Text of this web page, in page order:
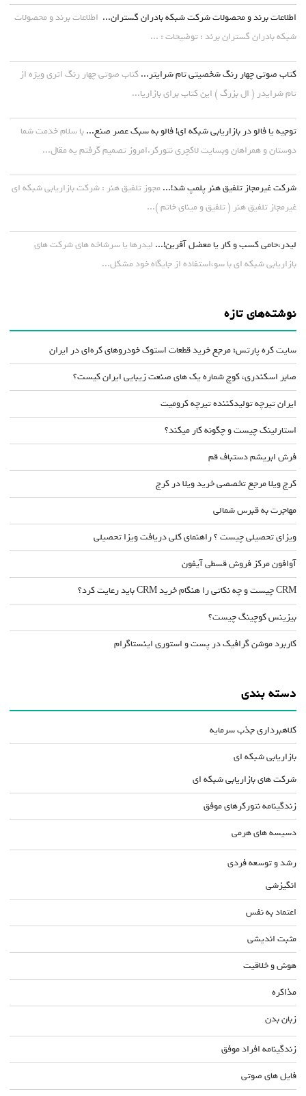
اطلاعات برند و محصولات شرکت شبکه بادران گستران... اطلاعات برند و محصولات
شبکه بادران گستران برند : توضیحات : ...
کتاب صوتی چهار رنگ شخصیتی تام شرایتر... کتاب صوتی چهار رنگ اثری ویژه از
تام شرایدر ( ال بزرگ ) این کتاب برای بازاریا...
توجیه یا فالو در بازاریابی شبکه ای! فالو به سبک عصر صنع... با سلام خدمت شما
دوستان و همراهان وبسایت لاکچری نتورکر.امروز تصمیم گرفتم یه مقال...
شرکت غیرمجاز تلفیق هنر پلمپ شد!... مجوز تلفیق هنر : شرکت بازاریابی شبکه ای
غیرمجاز تلفیق هنر ( تلفیق و مینای خاتم )...
لیدر،حامی کسب و کار یا معضل آفرین!... لیدرها یا سرشاخه های شرکت های
بازاریابی شبکه ای با سوءاستفاده از جایگاه خود مشکل...
نوشته‌های تازه
سایت کره پارتس؛ مرجع خرید قطعات استوک خودروهای کره‌ای در ایران
صابر اسکندری، کوچ شماره یک های صنعت زیبایی ایران کیست؟
ایران تیرچه تولیدکننده تیرچه کرومیت
استارلینک چیست و چگونه کار میکند؟
فرش ابریشم دستباف قم
کرج ویلا مرجع تخصصی خرید ویلا در کرج
مهاجرت به قبرس شمالی
ویزای تحصیلی چیست ؟ راهنمای کلی دریافت ویزا تحصیلی
آوافون مرکز فروش قسطی آیفون
CRM چیست و چه نکاتی را هنگام خرید CRM باید رعایت کرد؟
بیزینس کوچینگ چیست؟
کاربرد موشن گرافیک در پست و استوری اینستاگرام
دسته بندی
کلاهبرداری جذب سرمایه
بازاریابی شبکه ای
شرکت های بازاریابی شبکه ای
زندگینامه نتورکرهای موفق
دسیسه های هرمی
رشد و توسعه فردی
انگیزشی
اعتماد به نفس
مثبت اندیشی
هوش و خلاقیت
مذاکره
زبان بدن
زندگینامه افراد موفق
فایل های صوتی